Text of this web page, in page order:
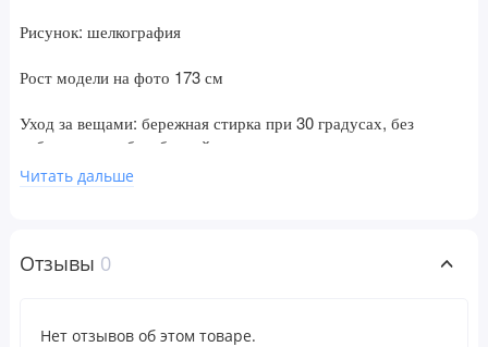
Рисунок: шелкография
Рост модели на фото 173 см
Уход за вещами: бережная стирка при 30 градусах, без
отбеливания и барабанной сушки, химчистка запрещена;
гладить при t не более 110С
Читать дальше
Отзывы 0
Нет отзывов об этом товаре.